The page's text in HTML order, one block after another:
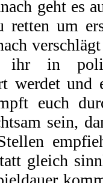
geht es
retten um
ihr in
werdet und
euch
sein,
gleich